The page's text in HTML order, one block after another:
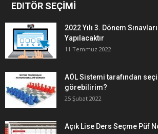
EDITÖR SEÇİMİ
2022 Yılı 3. Dönem
Yapılacaktır
11 Temmuz 2022
AÖL Sistemi tarafından
görebilirim?
25 Şubat 2022
Açık Lise Ders Seçme Püf